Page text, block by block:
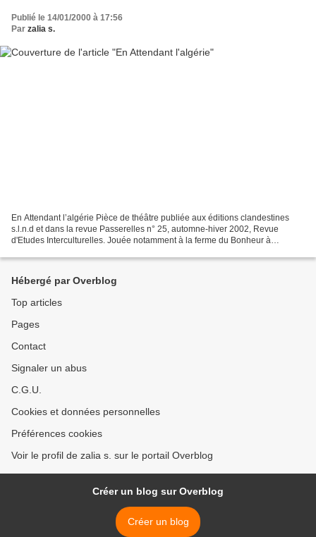
Publié le 14/01/2000 à 17:56
Par zalia s.
En Attendant l’algérie Pièce de théâtre publiée aux éditions clandestines
s.l.n.d et dans la revue Passerelles n° 25, automne-hiver 2002, Revue
d'Etudes Interculturelles. Jouée notamment à la ferme du Bonheur à
Hébergé par Overblog
Top articles
Pages
Contact
Signaler un abus
C.G.U.
Cookies et données personnelles
Préférences cookies
Voir le profil de zalia s. sur le portail Overblog
Créer un blog sur Overblog
Créer un blog